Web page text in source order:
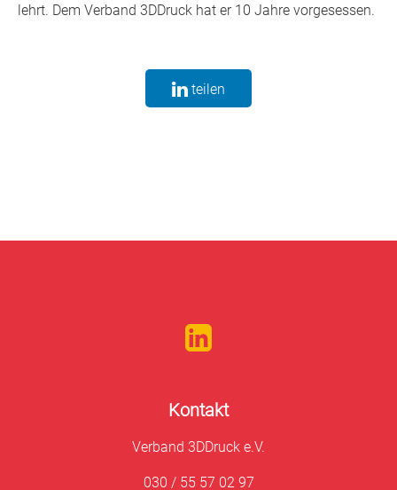
lehrt. Dem Verband 3DDruck hat er 10 Jahre vorgesessen.
teilen
Kontakt
Verband 3DDruck e.V.
030 / 55 57 02 97